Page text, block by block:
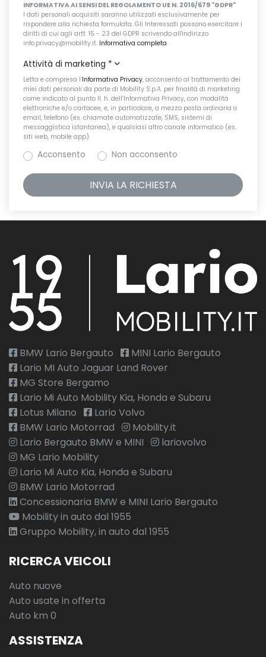
INFORMATIVA AI SENSI DEL REGOLAMENTO UE N. 2016/679 "GDPR"
I dati personali acquisiti saranno utilizzati esclusivamente per
rispondere alla richiesta formulata. Gli Interessati possono esercitare i
diritti di cui agli artt. 15 - 23 del GDPR scrivendo all'indirizzo
info.privacy@mobility.it. Informativa completa.
Attività di marketing *
Letta e compresa l’Informativa Privacy, acconsento al trattamento dei
miei dati personali da parte di Mobility S.p.A. per finalità di marketing
come indicato al punto II. h. dell’Informativa Privacy, con modalità
elettroniche e/o cartacee, e, in particolare, a mezzo posta ordinaria o
email, telefono (es. chiamate automatizzate, SMS, sistemi di
messaggistica istantanea), e qualsiasi altro canale informatico (es.
siti web, mobile app).
Acconsento Non acconsento
BMW Lario Bergauto
MINI Lario Bergauto
Lario MI Auto Jaguar Land Rover
MG Store Bergamo
Lario Mi Auto Mobility Kia, Honda e Subaru
Lotus Milano
Lario Volvo
BMW Lario Motorrad
Mobility.it
Lario Bergauto BMW e MINI
lariovolvo
MG Lario Mobility
Lario Mi Auto Kia, Honda e Subaru
BMW Lario Motorrad
Concessionaria BMW e MINI Lario Bergauto
Mobility in auto dal 1955
Gruppo Mobility, in auto dal 1955
RICERCA VEICOLI
Auto nuove
Auto usate in offerta
Auto km 0
ASSISTENZA